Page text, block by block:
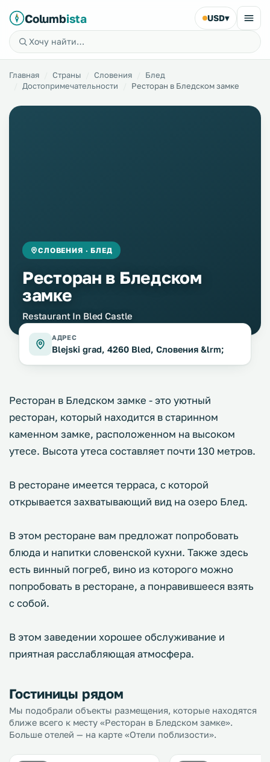
Columbista USD▾
Главная Страны Словения
Блед
Достопримечательности
Ресторан в Бледском замке
СЛОВЕНИЯ · БЛЕД
Ресторан в Бледском
замке
Restaurant In Bled Castle
АДРЕС
Blejski grad, 4260 Bled, Словения &lrm;
Ресторан в Бледском замке - это уютный
ресторан, который находится в старинном
каменном замке, расположенном на высоком
утесе. Высота утеса составляет почти 130 метров.
В ресторане имеется терраса, с которой
открывается захватывающий вид на озеро Блед.
В этом ресторане вам предложат попробовать
блюда и напитки словенской кухни. Также здесь
есть винный погреб, вино из которого можно
попробовать в ресторане, а понравившееся взять
с собой.
В этом заведении хорошее обслуживание и
приятная расслабляющая атмосфера.
Гостиницы рядом
Мы подобрали объекты размещения, которые находятся
ближе всего к месту «Ресторан в Бледском замке».
Больше отелей — на карте «Отели поблизости».